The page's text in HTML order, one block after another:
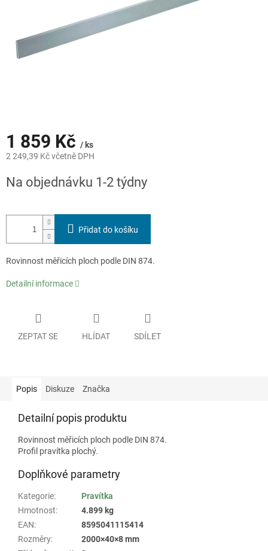
1 859 Kč / ks
2 249,39 Kč včetně DPH
cena:
Na objednávku 1-2 týdny
Přidat do košíku
Rovinnost měřicích ploch podle DIN 874.
Detailní informace
ZEPTAT SE HLÍDAT SDÍLET
Popis Diskuze Značka
Detailní popis produktu
Rovinnost měřicích ploch podle DIN 874.
Profil pravítka plochý.
Doplňkové parametry
Kategorie:
Pravítka
Hmotnost:
4.899 kg
EAN:
8595041115414
Rozměry:
2000×40×8 mm